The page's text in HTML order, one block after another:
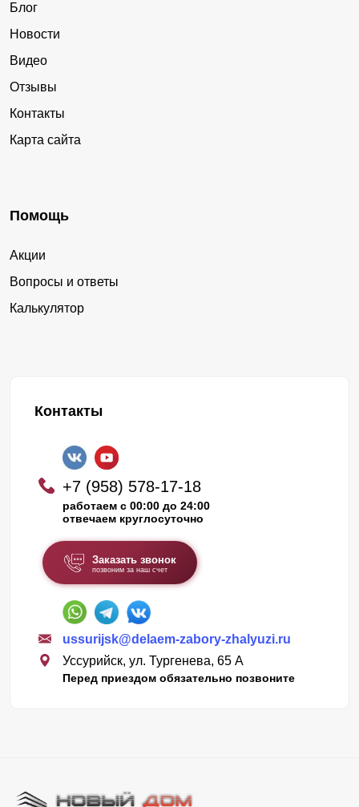
Блог
Новости
Видео
Отзывы
Контакты
Карта сайта
Помощь
Акции
Вопросы и ответы
Калькулятор
Контакты
+7 (958) 578-17-18
работаем с 00:00 до 24:00
отвечаем круглосуточно
Заказать звонок
позвоним за наш счет
ussurijsk@delaem-zabory-zhalyuzi.ru
Уссурийск, ул. Тургенева, 65 А
Перед приездом обязательно позвоните